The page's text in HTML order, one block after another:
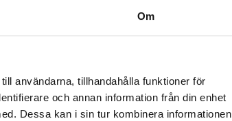
Om
användarna, tillhandahålla funktioner för
och annan information från din enhet
Dessa kan i sin tur kombinera informationen